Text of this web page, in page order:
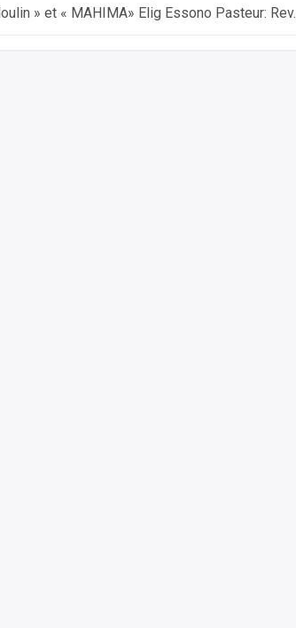
» et « MAHIMA» Elig Essono Pasteur: Rev.